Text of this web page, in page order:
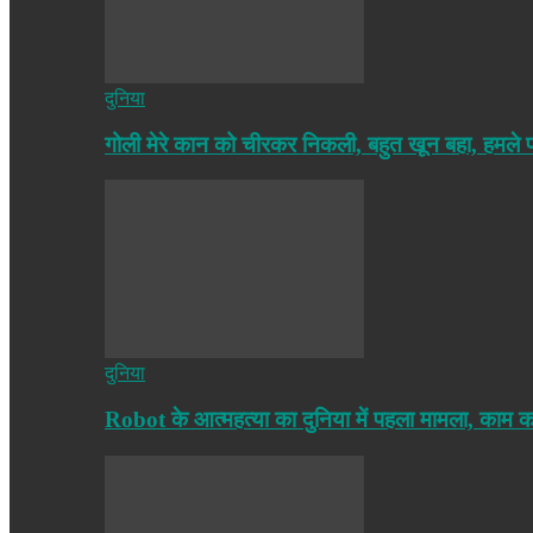
दुनिया
गोली मेरे कान को चीरकर निकली, बहुत खून बहा, हमले
दुनिया
Robot के आत्महत्या का दुनिया में पहला मामला, काम